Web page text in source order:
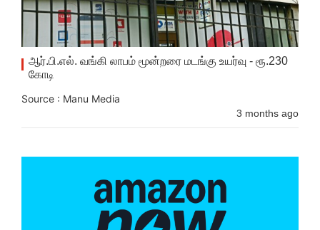
ஆர்.பி.எல். வங்கி லாபம் மூன்றரை மடங்கு உயர்வு - ரூ.230
கோடி
Source : Manu Media
3 months ago